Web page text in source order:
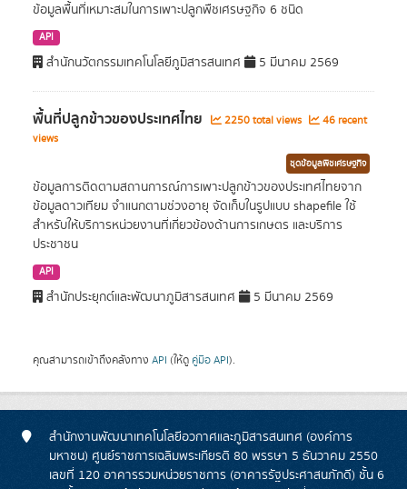
ข้อมูลพื้นที่เหมาะสมในการเพาะปลูกพืชเศรษฐกิจ 6 ชนิด
API
สำนักนวัตกรรมเทคโนโลยีภูมิสารสนเทศ 5 มีนาคม 2569
พื้นที่ปลูกข้าวของประเทศไทย 2250 total views
46 recent
views
ชุดข้อมูลพืชเศรษฐกิจ
ข้อมูลการติดตามสถานการณ์การเพาะปลูกข้าวของประเทศไทยจาก
ข้อมูลดาวเทียม จำแนกตามช่วงอายุ จัดเก็บในรูปแบบ shapefile ใช้
สำหรับให้บริการหน่วยงานที่เกี่ยวข้องด้านการเกษตร และบริการ
ประชาชน
API
สำนักประยุกต์และพัฒนาภูมิสารสนเทศ 5 มีนาคม 2569
คุณสามารถเข้าถึงคลังทาง API (ให้ดู คู่มือ API).
สำนักงานพัฒนาเทคโนโลยีอวกาศและภูมิสารสนเทศ (องค์การ
มหาชน) ศูนย์ราชการเฉลิมพระเกียรติ 80 พรรษา 5 ธันวาคม 2550
เลขที่ 120 อาคารรวมหน่วยราชการ (อาคารรัฐประศาสนภักดี) ชั้น 6